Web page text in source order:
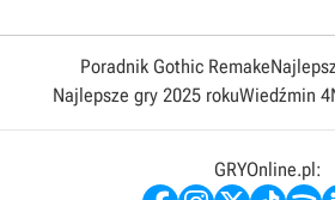
Poradnik Gothic Remake
Najlepsze gry 2025 rokuWiedźmin 4
GRYOnline.pl: